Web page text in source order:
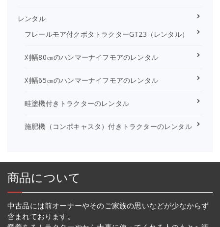
レンタル
フレールモア付クボタトラクターGT23（レンタル）
刈幅80㎝のハンマーナイフモアのレンタル
刈幅65㎝のハンマーナイフモアのレンタル
畦塗機付きトラクターのレンタル
施肥機（コンポキャスタ）付きトラクターのレンタル
商品について
中古品には前オーナーやそのご家族の思いなどが少なからず
含まれております。